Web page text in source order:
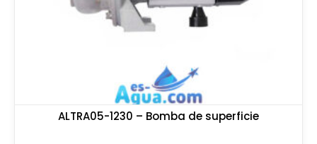
ALTRA05-1230 – Bomba de superficie